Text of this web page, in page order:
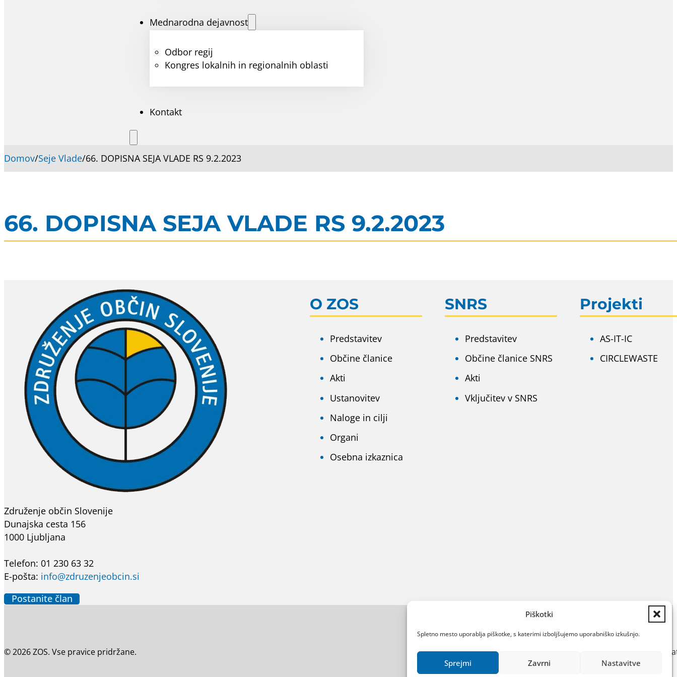
Piškotki
Spletno mesto uporablja piškotke, s katerimi izboljšujemo uporabniško izkušnjo.
Sprejmi Zavrni Nastavitve
Mednarodna dejavnost
Odbor regij
Kongres lokalnih in regionalnih oblasti
Kontakt
Domov/Seje Vlade/66. DOPISNA SEJA VLADE RS 9.2.2023
66. DOPISNA SEJA VLADE RS 9.2.2023
Združenje občin Slovenije
Dunajska cesta 156
1000 Ljubljana
Telefon: 01 230 63 32
E-pošta: info@zdruzenjeobcin.si
Postanite član
O ZOS
Predstavitev
Občine članice
Akti
Ustanovitev
Naloge in cilji
Organi
Osebna izkaznica
SNRS
Predstavitev
Občine članice SNRS
Akti
Vključitev v SNRS
Projekti
AS-IT-IC
CIRCLEWASTE
© 2026 ZOS. Vse pravice pridržane.
Varstvo osebnih
Politika piškotkov